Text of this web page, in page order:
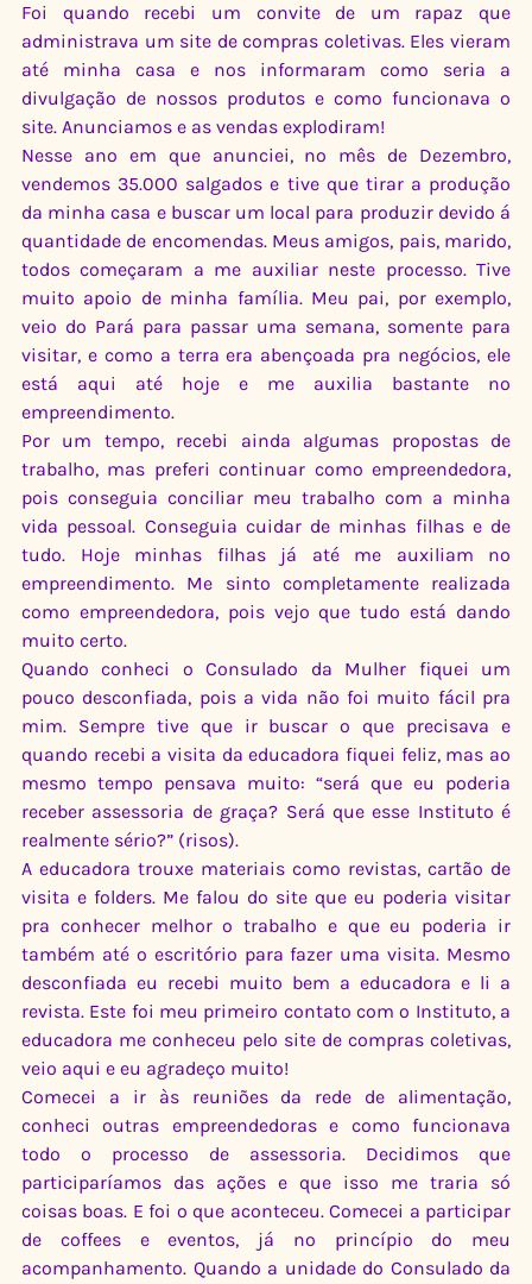
Foi quando recebi um convite de um rapaz que
administrava um site de compras coletivas. Eles vieram
até minha casa e nos informaram como seria a
divulgação de nossos produtos e como funcionava o
site. Anunciamos e as vendas explodiram!
Nesse ano em que anunciei, no mês de Dezembro,
vendemos 35.000 salgados e tive que tirar a produção
da minha casa e buscar um local para produzir devido á
quantidade de encomendas. Meus amigos, pais, marido,
todos começaram a me auxiliar neste processo. Tive
muito apoio de minha família. Meu pai, por exemplo,
veio do Pará para passar uma semana, somente para
visitar, e como a terra era abençoada pra negócios, ele
está aqui até hoje e me auxilia bastante no
empreendimento.
Por um tempo, recebi ainda algumas propostas de
trabalho, mas preferi continuar como empreendedora,
pois conseguia conciliar meu trabalho com a minha
vida pessoal. Conseguia cuidar de minhas filhas e de
tudo. Hoje minhas filhas já até me auxiliam no
empreendimento. Me sinto completamente realizada
como empreendedora, pois vejo que tudo está dando
muito certo.
Quando conheci o Consulado da Mulher fiquei um
pouco desconfiada, pois a vida não foi muito fácil pra
mim. Sempre tive que ir buscar o que precisava e
quando recebi a visita da educadora fiquei feliz, mas ao
mesmo tempo pensava muito: “será que eu poderia
receber assessoria de graça? Será que esse Instituto é
realmente sério?” (risos).
A educadora trouxe materiais como revistas, cartão de
visita e folders. Me falou do site que eu poderia visitar
pra conhecer melhor o trabalho e que eu poderia ir
também até o escritório para fazer uma visita. Mesmo
desconfiada eu recebi muito bem a educadora e li a
revista. Este foi meu primeiro contato com o Instituto, a
educadora me conheceu pelo site de compras coletivas,
veio aqui e eu agradeço muito!
Comecei a ir às reuniões da rede de alimentação,
conheci outras empreendedoras e como funcionava
todo o processo de assessoria. Decidimos que
participaríamos das ações e que isso me traria só
coisas boas. E foi o que aconteceu. Comecei a participar
de coffees e eventos, já no princípio do meu
acompanhamento. Quando a unidade do Consulado da